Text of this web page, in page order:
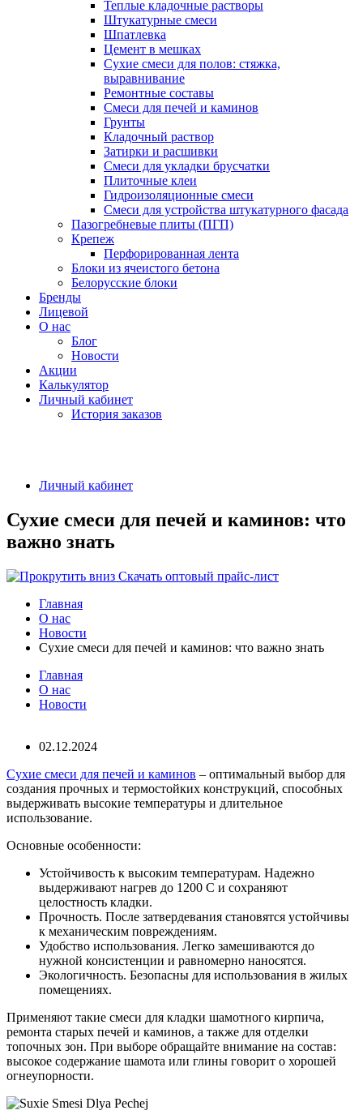
Теплые кладочные растворы
Штукатурные смеси
Шпатлевка
Цемент в мешках
Сухие смеси для полов: стяжка,
выравнивание
Ремонтные составы
Смеси для печей и каминов
Грунты
Кладочный раствор
Затирки и расшивки
Смеси для укладки брусчатки
Плиточные клеи
Гидроизоляционные смеси
Смеси для устройства штукатурного фасада
Пазогребневые плиты (ПГП)
Крепеж
Перфорированная лента
Блоки из ячеистого бетона
Белорусские блоки
Бренды
Лицевой
О нас
Блог
Новости
Акции
Калькулятор
Личный кабинет
История заказов
Личный кабинет
Сухие смеси для печей и каминов: что
важно знать
Скачать оптовый прайс-лист
Главная
О нас
Новости
Сухие смеси для печей и каминов: что важно знать
Главная
О нас
Новости
02.12.2024
Сухие смеси для печей и каминов – оптимальный выбор для
создания прочных и термостойких конструкций, способных
выдерживать высокие температуры и длительное
использование.
Основные особенности:
Устойчивость к высоким температурам. Надежно
выдерживают нагрев до 1200 C и сохраняют
целостность кладки.
Прочность. После затвердевания становятся устойчивы
к механическим повреждениям.
Удобство использования. Легко замешиваются до
нужной консистенции и равномерно наносятся.
Экологичность. Безопасны для использования в жилых
помещениях.
Применяют такие смеси для кладки шамотного кирпича,
ремонта старых печей и каминов, а также для отделки
топочных зон. При выборе обращайте внимание на состав:
высокое содержание шамота или глины говорит о хорошей
огнеупорности.